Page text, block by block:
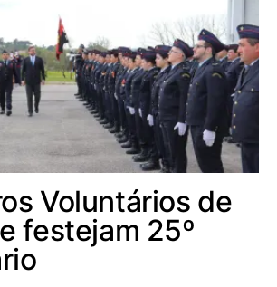
Voluntários de
festejam 25º